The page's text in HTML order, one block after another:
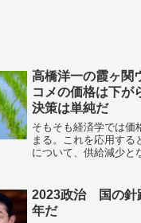
高橋洋一の霞ヶ
コメの価格は下
決策は単純だ
そもそも経済学では価
まる。これを応用する
について、供給減少と
2023政治 国の針
年だ